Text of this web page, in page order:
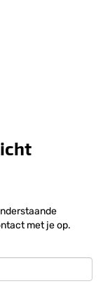
met je op.